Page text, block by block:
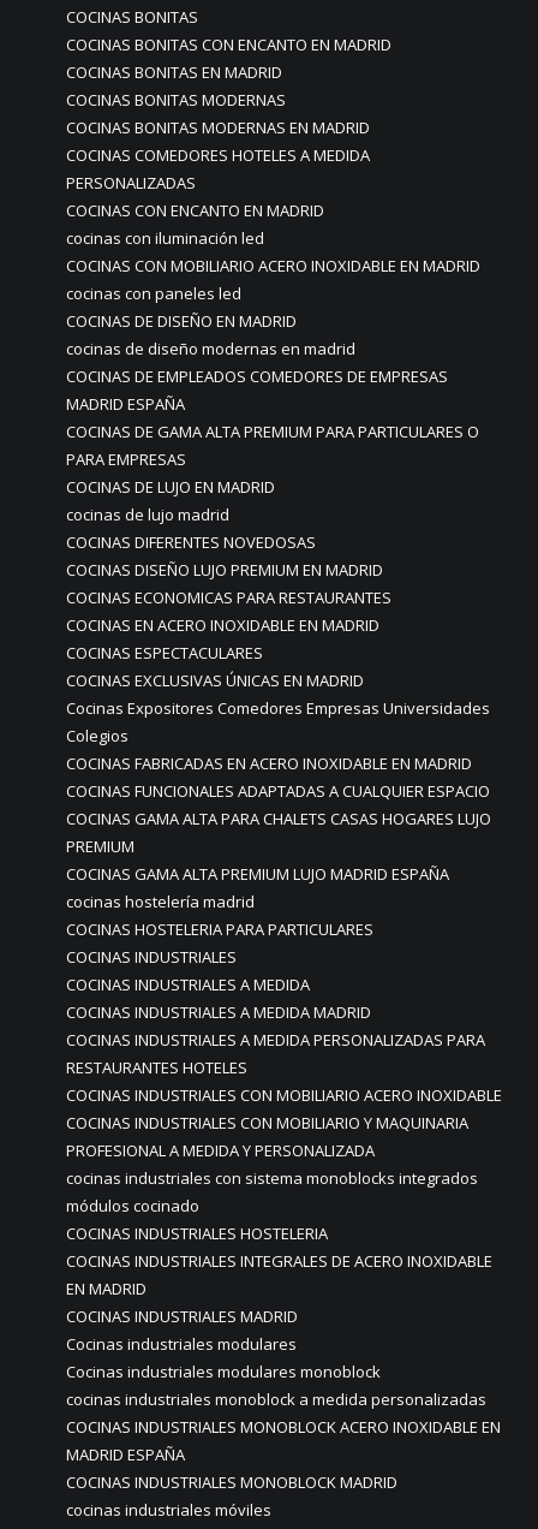
COCINAS BONITAS
COCINAS BONITAS CON ENCANTO EN MADRID
COCINAS BONITAS EN MADRID
COCINAS BONITAS MODERNAS
COCINAS BONITAS MODERNAS EN MADRID
COCINAS COMEDORES HOTELES A MEDIDA
PERSONALIZADAS
COCINAS CON ENCANTO EN MADRID
cocinas con iluminación led
COCINAS CON MOBILIARIO ACERO INOXIDABLE EN MADRID
cocinas con paneles led
COCINAS DE DISEÑO EN MADRID
cocinas de diseño modernas en madrid
COCINAS DE EMPLEADOS COMEDORES DE EMPRESAS
MADRID ESPAÑA
COCINAS DE GAMA ALTA PREMIUM PARA PARTICULARES O
PARA EMPRESAS
COCINAS DE LUJO EN MADRID
cocinas de lujo madrid
COCINAS DIFERENTES NOVEDOSAS
COCINAS DISEÑO LUJO PREMIUM EN MADRID
COCINAS ECONOMICAS PARA RESTAURANTES
COCINAS EN ACERO INOXIDABLE EN MADRID
COCINAS ESPECTACULARES
COCINAS EXCLUSIVAS ÚNICAS EN MADRID
Cocinas Expositores Comedores Empresas Universidades
Colegios
COCINAS FABRICADAS EN ACERO INOXIDABLE EN MADRID
COCINAS FUNCIONALES ADAPTADAS A CUALQUIER ESPACIO
COCINAS GAMA ALTA PARA CHALETS CASAS HOGARES LUJO
PREMIUM
COCINAS GAMA ALTA PREMIUM LUJO MADRID ESPAÑA
cocinas hostelería madrid
COCINAS HOSTELERIA PARA PARTICULARES
COCINAS INDUSTRIALES
COCINAS INDUSTRIALES A MEDIDA
COCINAS INDUSTRIALES A MEDIDA MADRID
COCINAS INDUSTRIALES A MEDIDA PERSONALIZADAS PARA
RESTAURANTES HOTELES
COCINAS INDUSTRIALES CON MOBILIARIO ACERO INOXIDABLE
COCINAS INDUSTRIALES CON MOBILIARIO Y MAQUINARIA
PROFESIONAL A MEDIDA Y PERSONALIZADA
cocinas industriales con sistema monoblocks integrados
módulos cocinado
COCINAS INDUSTRIALES HOSTELERIA
COCINAS INDUSTRIALES INTEGRALES DE ACERO INOXIDABLE
EN MADRID
COCINAS INDUSTRIALES MADRID
Cocinas industriales modulares
Cocinas industriales modulares monoblock
cocinas industriales monoblock a medida personalizadas
COCINAS INDUSTRIALES MONOBLOCK ACERO INOXIDABLE EN
MADRID ESPAÑA
COCINAS INDUSTRIALES MONOBLOCK MADRID
cocinas industriales móviles